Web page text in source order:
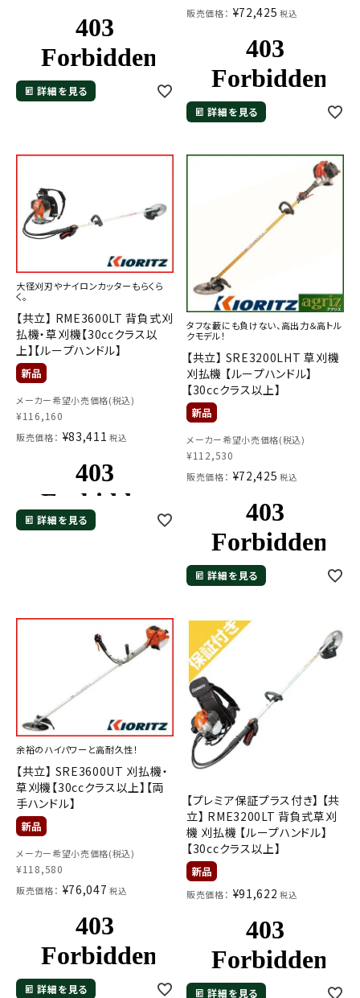
メールでのお問い合わせ
info@agriz.net
0739-72-453224時間受付
詳細を見る
販売価格： ¥72,425 税込
詳細を見る
大径刈刃やナイロンカッターもらくら
く。
【共立】 RME3600LT 背負式刈
払機・草刈機【30ccクラス以
上】【ループハンドル】
メーカー希望小売価格(税込)
¥116,160
販売価格： ¥83,411 税込
詳細を見る
タフな藪にも負けない、高出力＆高トル
クモデル！
【共立】 SRE3200LHT 草刈機
刈払機 【ループハンドル】
【30ccクラス以上】
メーカー希望小売価格(税込)
¥112,530
販売価格： ¥72,425 税込
詳細を見る
余裕のハイパワーと高耐久性！
【共立】 SRE3600UT 刈払機・
草刈機【30ccクラス以上】【両
手ハンドル】
メーカー希望小売価格(税込)
¥118,580
販売価格： ¥76,047 税込
詳細を見る
【プレミア保証プラス付き】 【共
立】 RME3200LT 背負式草刈
機 刈払機 【ループハンドル】
【30ccクラス以上】
販売価格： ¥91,622 税込
詳細を見る